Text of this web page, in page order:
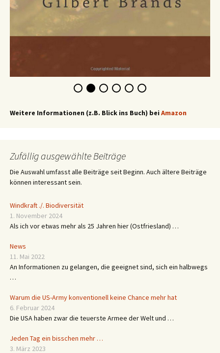
Weitere Informationen (z.B. Blick ins Buch) bei Amazon
Zufällig ausgewählte Beiträge
Die Auswahl umfasst alle Beiträge seit Beginn. Auch ältere Beiträge
können interessant sein.
Windkraft ./. Biodiversität
1. November 2024
Als ich vor etwas mehr als 25 Jahren hier (Ostfriesland) …
News
11. Mai 2022
An Informationen zu gelangen, die geeignet sind, sich ein halbwegs
…
Warum die US-Army konventionell keine Chance mehr hat
6. Februar 2024
Die USA haben zwar die teuerste Armee der Welt und …
Jeden Tag ein bisschen mehr …
3. März 2023